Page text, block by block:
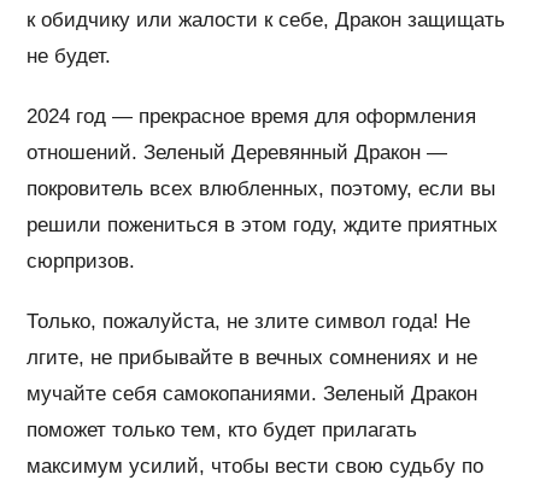
к обидчику или жалости к себе, Дракон защищать
не будет.
2024 год — прекрасное время для оформления
отношений. Зеленый Деревянный Дракон —
покровитель всех влюбленных, поэтому, если вы
решили пожениться в этом году, ждите приятных
сюрпризов.
Только, пожалуйста, не злите символ года! Не
лгите, не прибывайте в вечных сомнениях и не
мучайте себя самокопаниями. Зеленый Дракон
поможет только тем, кто будет прилагать
максимум усилий, чтобы вести свою судьбу по